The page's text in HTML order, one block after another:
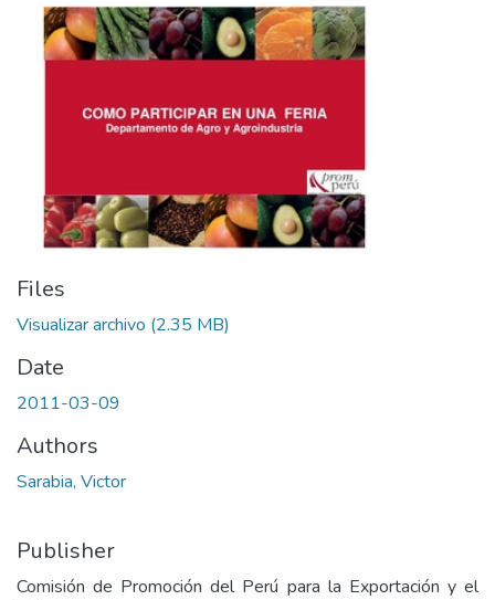
Files
Visualizar archivo (2.35 MB)
Date
2011-03-09
Authors
Sarabia, Victor
Publisher
Comisión de Promoción del Perú para la Exportación y el